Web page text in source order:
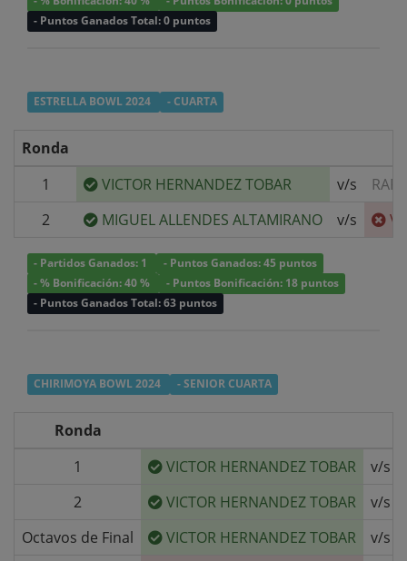
- Puntos Ganados Total: 0 puntos
ESTRELLA BOWL 2024 - CUARTA
Ronda
1
VICTOR HERNANDEZ TOBAR v/s
2
MIGUEL ALLENDES ALTAMIRANO v/s
- Partidos Ganados: 1
- Puntos Ganados: 45 puntos
- % Bonificación: 40 %
- Puntos Bonificación: 18 puntos
- Puntos Ganados Total: 63 puntos
CHIRIMOYA BOWL 2024 - SENIOR CUARTA
Ronda
1
VICTOR HERNANDEZ TOBAR v/s
2
VICTOR HERNANDEZ TOBAR v/s
Octavos de Final
VICTOR HERNANDEZ TOBAR v/s